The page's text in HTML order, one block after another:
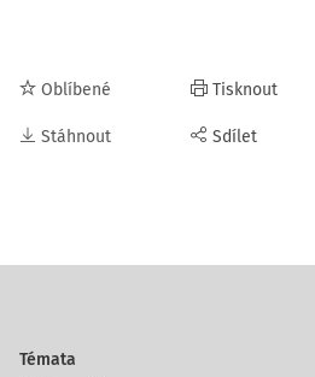
Oblíbené
Stáhnout
Tisknout
Sdílet
Témata